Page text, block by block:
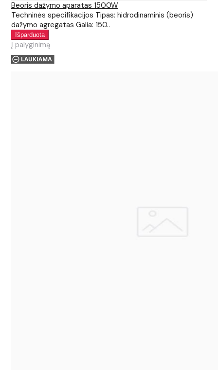
Beoris dažymo aparatas 1500W
Techninės specifikacijos Tipas: hidrodinaminis (beoris)
dažymo agregatas Galia: 150..
Į palyginimą